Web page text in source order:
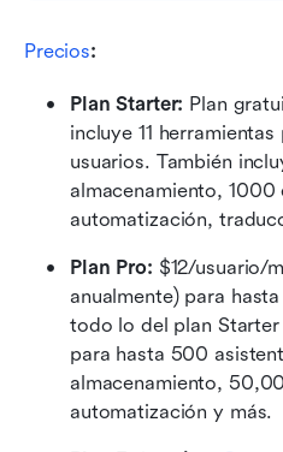
Precios:
Plan Starter: Plan
incluye 11
usuarios. También
almacenamiento, 1000
automatización,
Plan Pro: $12/usuario/
anualmente) para
todo lo del plan Starter
para hasta 500
almacenamiento,
automatización y más.